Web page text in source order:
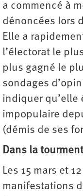
a commencé à
dénoncées lors
Elle a
l’électorat le
plus gagné le
sondages
indiquer qu’elle
impopulaire
(démis de ses
Dans la
Les 15 mars et
manifestations